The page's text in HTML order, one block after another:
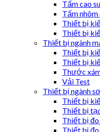
Tấm cao su
Tấm nhôm
Thiết bị
Thiết bị
Thiết bị ngành
Thiết bị
Thiết bị
Thước
Vải Test
Thiết bị ngành
Thiết bị
Thiết bị
Thiết bị
Thiết bị